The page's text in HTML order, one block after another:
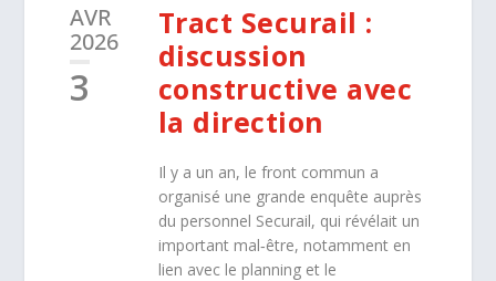
AVR
2026
3
Tract Securail :
discussion
constructive avec
la direction
Il y a un an, le front commun a
organisé une grande enquête auprès
du personnel Securail, qui révélait un
important mal‑être, notamment en
lien avec le planning et le